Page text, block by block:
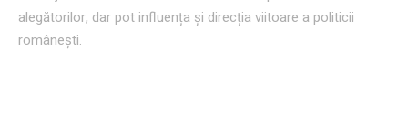
alegătorilor, dar pot influența și direcția viitoare a politicii
românești.